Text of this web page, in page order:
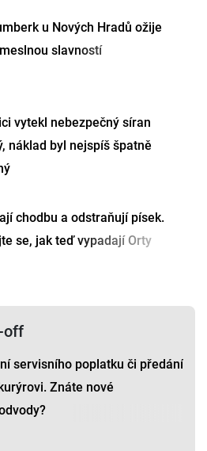
u Nových Hradů ožije
slavností
vytekl nebezpečný síran
náklad byl nejspíš špatně
chodbu a odstraňují písek.
se, jak teď vypadají Orty
off
servisního poplatku či předání
Znáte nové